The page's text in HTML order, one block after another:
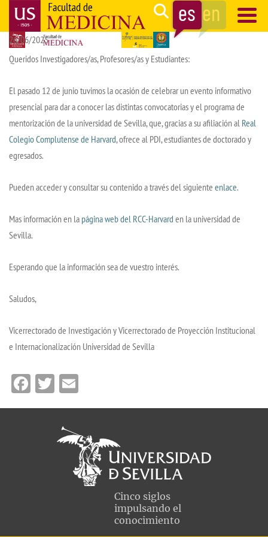
Pasar
contenido
principal
Search
Navegación
principal
26/06/2025
Queridos Investigadores/as, Profesores/as y Estudiantes:
El pasado 12 de junio tuvimos la ocasión de celebrar un evento informativo
presencial para dar a conocer las distintas convocatorias y el programa de
mentorización de la universidad de Sevilla, que, gracias a su afiliación al Real
Colegio Complutense de Harvard,ofrece al PDI, estudiantes de doctorado y
egresados.
Pueden acceder y consultar su contenido a través del siguiente enlace.
Mas información en la página web del RCC-Harvard en la universidad de
Sevilla.
Esperando que la información sea de vuestro interés.
Saludos,
Vicerrectorado de Investigación y Vicerrectorado de Proyección Institucional
e Internacionalización Universidad de Sevilla
Facebook
Twitter
Cinco siglos
impulsando el
conocimiento